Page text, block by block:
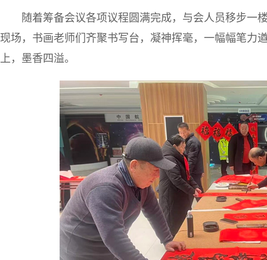
随着筹备会议各项议程圆满完成，与会人员移步一
现场，书画老师们齐聚书写台，凝神挥毫，一幅幅笔力
上，墨香四溢。